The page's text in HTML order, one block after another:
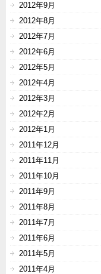
2012年9月
2012年8月
2012年7月
2012年6月
2012年5月
2012年4月
2012年3月
2012年2月
2012年1月
2011年12月
2011年11月
2011年10月
2011年9月
2011年8月
2011年7月
2011年6月
2011年5月
2011年4月